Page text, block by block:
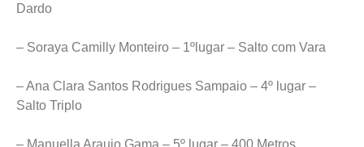
Dardo
– Soraya Camilly Monteiro – 1ºlugar – Salto com Vara
– Ana Clara Santos Rodrigues Sampaio – 4º lugar –
Salto Triplo
– Manuella Araujo Gama – 5º lugar – 400 Metros